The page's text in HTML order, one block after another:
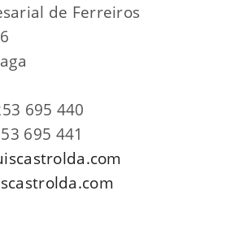
de Ferreiros
695 440
695 441